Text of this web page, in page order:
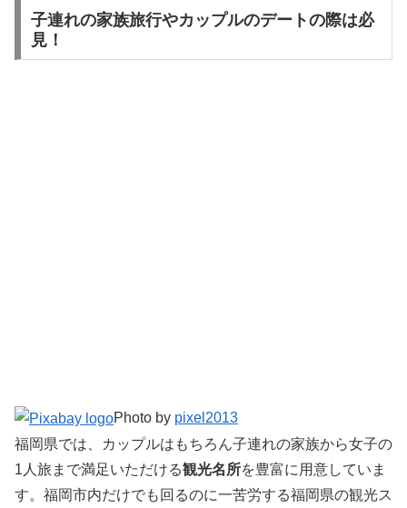
子連れの家族旅行やカップルのデートの際は必
見！
Photo by pixel2013
福岡県では、カップルはもちろん子連れの家族から女子の
1人旅まで満足いただける観光名所を豊富に用意していま
す。福岡市内だけでも回るのに一苦労する福岡県の観光ス